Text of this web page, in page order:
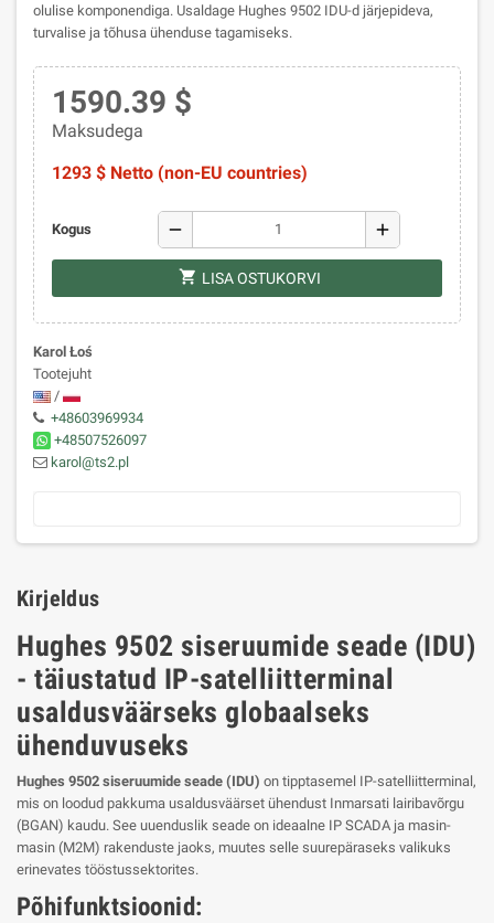
olulise komponendiga. Usaldage Hughes 9502 IDU-d järjepideva,
turvalise ja tõhusa ühenduse tagamiseks.
1590.39 $
Maksudega
1293 $ Netto (non-EU countries)
Kogus remove add
shopping_cart LISA OSTUKORVI
Karol Łoś
Tootejuht
/
+48603969934
+48507526097
karol@ts2.pl
Kirjeldus
Hughes 9502 siseruumide seade (IDU)
- täiustatud IP-satelliitterminal
usaldusväärseks globaalseks
ühenduvuseks
Hughes 9502 siseruumide seade (IDU) on tipptasemel IP-satelliitterminal,
mis on loodud pakkuma usaldusväärset ühendust Inmarsati lairibavõrgu
(BGAN) kaudu. See uuenduslik seade on ideaalne IP SCADA ja masin-
masin (M2M) rakenduste jaoks, muutes selle suurepäraseks valikuks
erinevates tööstussektorites.
Põhifunktsioonid: